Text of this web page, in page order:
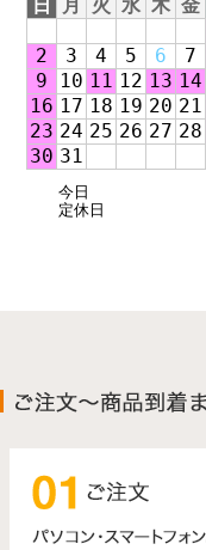
日
月 火 水 木 金
2
3 4 5 6 7
9
10 11 12 13 14
16 17 18 19 20 21
23 24 25 26 27 28
30 31
今日
定休日